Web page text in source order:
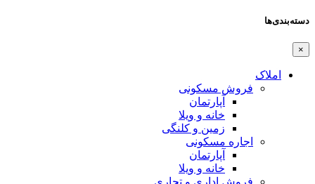
دسته‌بندی‌ها
×
املاک
فروش مسکونی
آپارتمان
خانه و ویلا
زمین و کلنگی
اجاره مسکونی
آپارتمان
خانه و ویلا